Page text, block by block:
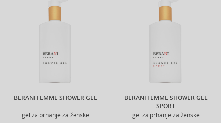
BERANI FEMME SHOWER GEL
gel za prhanje za ženske
BERANI FEMME SHOWER GEL
SPORT
gel za prhanje za ženske